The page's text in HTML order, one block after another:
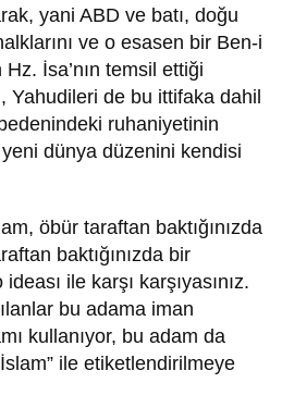
yani ABD ve batı, doğu
ve o esasen bir Ben-i
İsa’nın temsil ettiği
Yahudileri de bu ittifaka dahil
ruhaniyetinin
dünya düzenini kendisi
öbür taraftan baktığınızda
baktığınızda bir
ile karşı karşıyasınız.
bu adama iman
kullanıyor, bu adam da
İslam” ile etiketlendirilmeye